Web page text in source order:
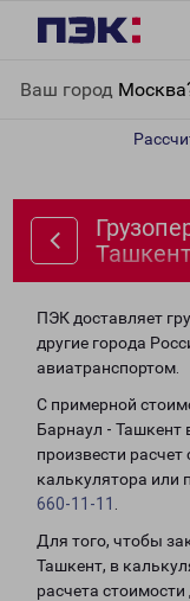
Ваш город
ПЭК доставляет
другие города
авиатранспортом.
С примерной
Барнаул - Ташкент
произвести
калькулятора или
660-11-11
Для того, чтобы
Ташкент, в
расчета